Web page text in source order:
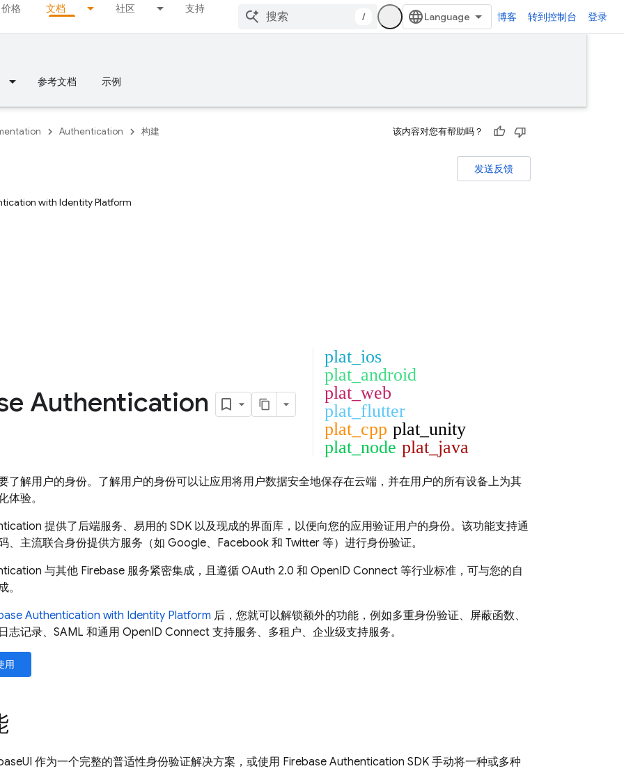
价格 文档 社区 支持
/ 博客 转到控制台 登录
参考文档 示例
Authentication 构建 该内容对您有帮助吗？
发送反馈
with Identity Platform
Authentication
plat_ios
plat_android
plat_web
plat_flutter
plat_cpp plat_unity
plat_node plat_java
了解用户的身份。了解用户的身份可以让应用将用户数据安全地保存在云端，并在用户的所有设备上为其
体验。
提供了后端服务、易用的 SDK 以及现成的界面库，以便向您的应用验证用户的身份。该功能支持通
、主流联合身份提供方服务（如 Google、Facebook 和 Twitter 等）进行身份验证。
与其他 Firebase 服务紧密集成，且遵循 OAuth 2.0 和 OpenID Connect 等行业标准，可与您的自
。
Authentication with Identity Platform 后，您就可以解锁额外的功能，例如多重身份验证、屏蔽函数、
志记录、SAML 和通用 OpenID Connect 支持服务、多租户、企业级支持服务。
用
作为一个完整的普适性身份验证解决方案，或使用 Firebase Authentication SDK 手动将一种或多种